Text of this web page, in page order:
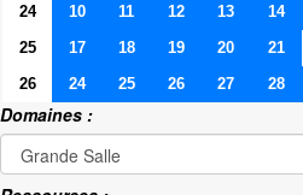
24
10 11 12 13 14
25
17 18 19 20 21
26
24 25 26 27 28
Domaines :